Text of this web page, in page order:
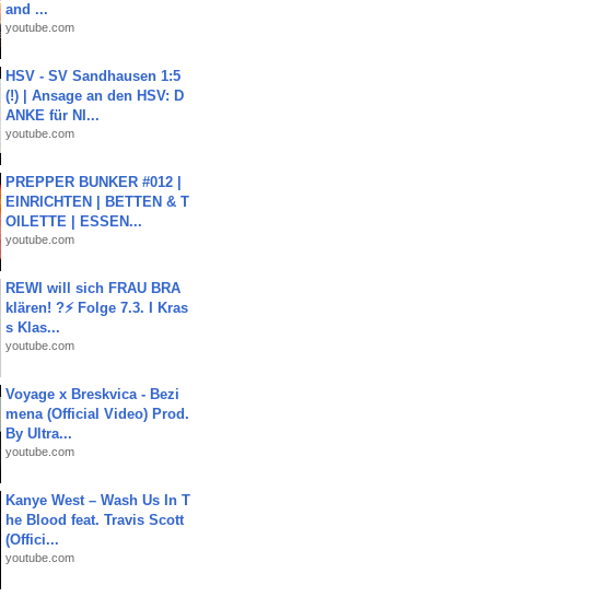
and ...
youtube.com
HSV - SV Sandhausen 1:5
(!) | Ansage an den HSV: D
ANKE für NI...
youtube.com
PREPPER BUNKER #012 |
EINRICHTEN | BETTEN & T
OILETTE | ESSEN...
youtube.com
REWI will sich FRAU BRA
klären! ?⚡️ Folge 7.3. I Kras
s Klas...
youtube.com
Voyage x Breskvica - Bezi
mena (Official Video) Prod.
By Ultra...
youtube.com
Kanye West – Wash Us In T
he Blood feat. Travis Scott
(Offici...
youtube.com